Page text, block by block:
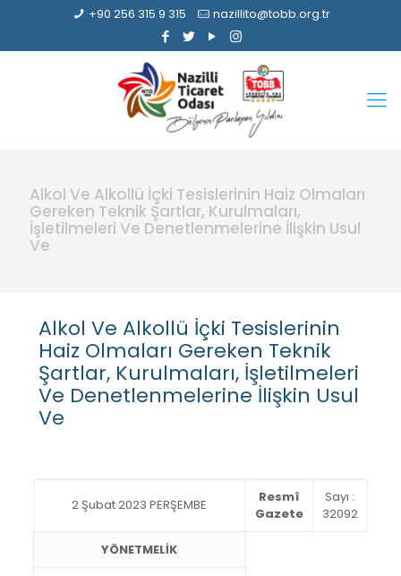
+90 256 315 9 315 nazillito@tobb.org.tr
Alkol Ve Alkollü İçki Tesislerinin Haiz Olmaları
Gereken Teknik Şartlar, Kurulmaları,
İşletilmeleri Ve Denetlenmelerine İlişkin Usul
Ve
Alkol Ve Alkollü İçki Tesislerinin
Haiz Olmaları Gereken Teknik
Şartlar, Kurulmaları, İşletilmeleri
Ve Denetlenmelerine İlişkin Usul
Ve
2 Şubat 2023 PERŞEMBE
Resmî
Gazete
Sayı :
32092
YÖNETMELİK